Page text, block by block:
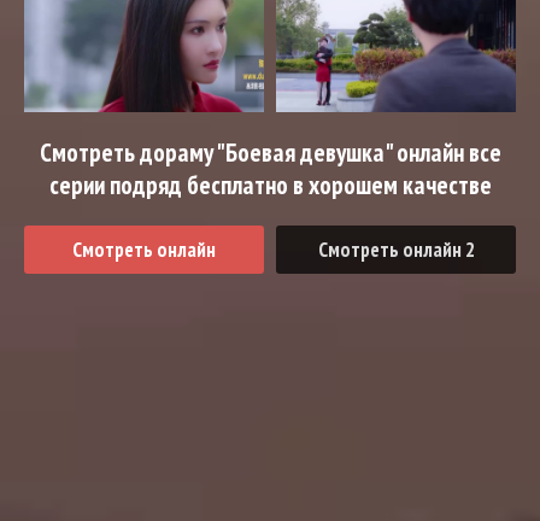
Смотреть дораму "Боевая девушка" онлайн все
серии подряд бесплатно в хорошем качестве
Смотреть онлайн Смотреть онлайн 2